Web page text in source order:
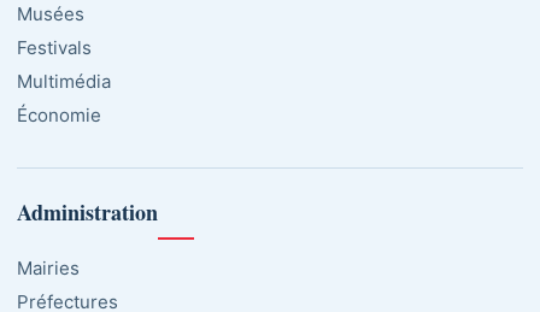
Musées
Festivals
Multimédia
Économie
Administration
Mairies
Préfectures